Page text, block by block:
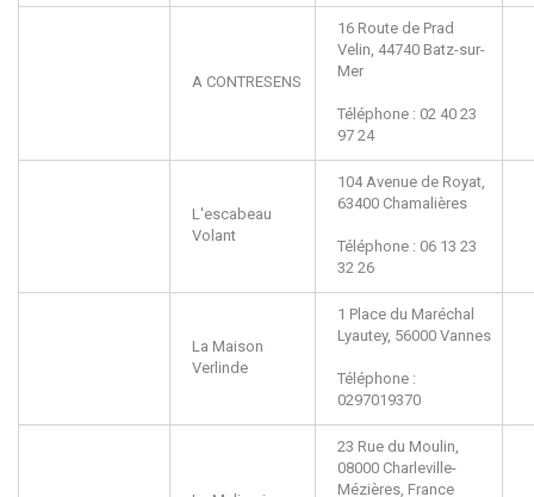
A CONTRESENS
16 Route de Prad
Velin, 44740 Batz-sur-
Mer
Téléphone : 02 40 23
97 24
L'escabeau
Volant
104 Avenue de Royat,
63400 Chamalières
Téléphone : 06 13 23
32 26
La Maison
Verlinde
1 Place du Maréchal
Lyautey, 56000 Vannes
Téléphone :
0297019370
23 Rue du Moulin,
08000 Charleville-
Mézières, France